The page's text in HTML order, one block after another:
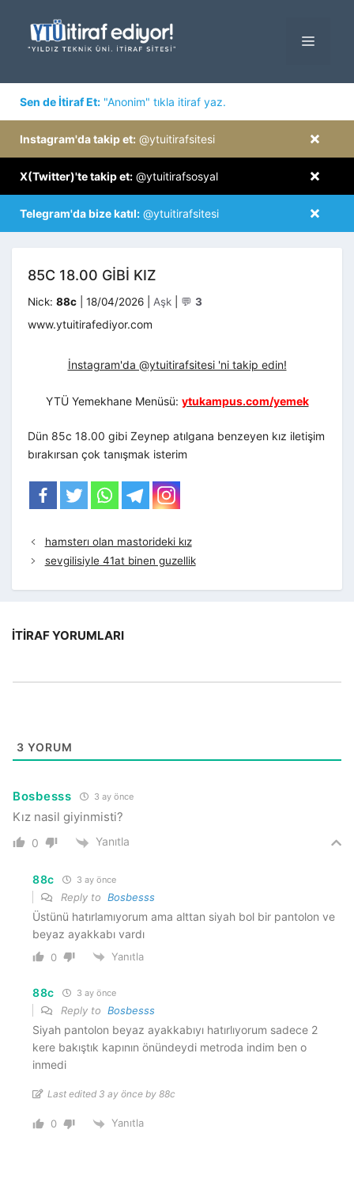
MENÜ
Sen de İtiraf Et: "Anonim" tıkla itiraf yaz.
×
Instagram'da takip et: @ytuitirafsitesi
×
X(Twitter)'te takip et: @ytuitirafsosyal
×
Telegram'da bize katıl: @ytuitirafsitesi
85C 18.00 GIBI KIZ
Nick: 88c 18/04/2026 Kategoriler
Aşk 💬 3
www.ytuitirafediyor.com
İnstagram'da @ytuitirafsitesi 'ni takip edin!
YTÜ Yemekhane Menüsü: ytukampus.com/yemek
Dün 85c 18.00 gibi Zeynep atılgana benzeyen kız iletişim
bırakırsan çok tanışmak isterim
hamsterı olan mastorideki kız
sevgilisiyle 41at binen guzellik
İTIRAF YORUMLARI
3 YORUM
Bosbesss 3 ay önce
Kız nasil giyinmisti?
0 Yanıtla
88c 3 ay önce
Reply to Bosbesss
Üstünü hatırlamıyorum ama alttan siyah bol bir pantolon ve
beyaz ayakkabı vardı
0 Yanıtla
88c 3 ay önce
Reply to Bosbesss
Siyah pantolon beyaz ayakkabıyı hatırlıyorum sadece 2
kere bakıştık kapının önündeydi metroda indim ben o
inmedi
Last edited 3 ay önce by 88c
0 Yanıtla